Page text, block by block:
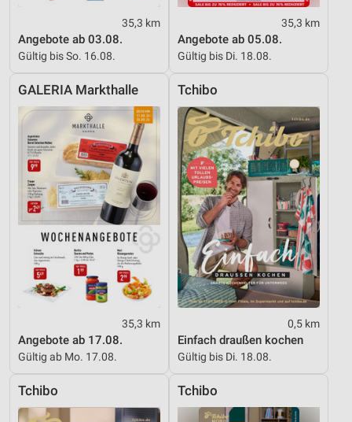
35,3 km
Angebote ab 03.08.
Gültig bis So. 16.08.
35,3 km
Angebote ab 05.08.
Gültig bis Di. 18.08.
GALERIA Markthalle
35,3 km
Angebote ab 17.08.
Gültig ab Mo. 17.08.
Tchibo
0,5 km
Einfach draußen kochen
Gültig bis Di. 18.08.
Tchibo Tchibo
Analyse von Zielgruppen durch Statistiken oder
Kombinationen von Daten aus verschiedenen
Entwicklung und Verbesserung der Angebote
Verwendung reduzierter Daten zur Auswahl von
Inhalten
IAB-Besonderheiten:
Verwendung genauer Standortdaten
Geräte anhand von aktiv angeforderten
Informationen identifizieren
Nicht-IAB-Verarbeitungszwecke:
Notwendig
Funktional
Werbung